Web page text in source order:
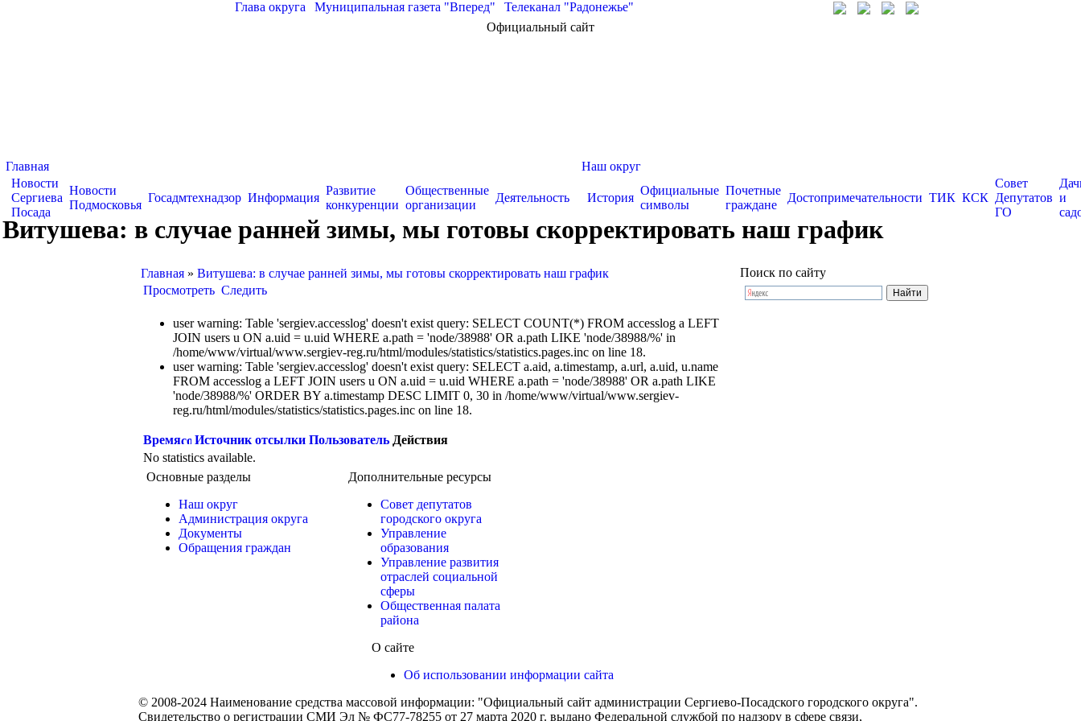
Глава округа Муниципальная газета "Вперед"
Телеканал "Радонежье"
Официальный сайт
Главная
Новости
Сергиева
Посада
Новости
Подмосковья
Госадмтехнадзор Информация
Развитие
конкуренции
Общественные
организации
Деятельность
Наш округ
История
Официальные
символы
Почетные
граждане
Достопримечательности ТИК КСК
Совет
Депутатов
ГО
и
Витушева: в случае ранней зимы, мы готовы скорректировать наш график
Главная » Витушева: в случае ранней зимы, мы готовы скорректировать наш график
Просмотреть Следить
user warning: Table 'sergiev.accesslog' doesn't exist query: SELECT COUNT(*) FROM accesslog a LEFT
JOIN users u ON a.uid = u.uid WHERE a.path = 'node/38988' OR a.path LIKE 'node/38988/%' in
/home/www/virtual/www.sergiev-reg.ru/html/modules/statistics/statistics.pages.inc on line 18.
user warning: Table 'sergiev.accesslog' doesn't exist query: SELECT a.aid, a.timestamp, a.url, a.uid, u.name
FROM accesslog a LEFT JOIN users u ON a.uid = u.uid WHERE a.path = 'node/38988' OR a.path LIKE
'node/38988/%' ORDER BY a.timestamp DESC LIMIT 0, 30 in /home/www/virtual/www.sergiev-
reg.ru/html/modules/statistics/statistics.pages.inc on line 18.
Время Источник отсылки Пользователь Действия
No statistics available.
Поиск по сайту
Основные разделы
Наш округ
Администрация округа
Документы
Обращения граждан
Дополнительные ресурсы
Совет депутатов
городского округа
Управление
образования
Управление развития
отраслей социальной
сферы
Общественная палата
района
О сайте
Об использовании информации сайта
© 2008-2024 Наименование средства массовой информации: "Официальный сайт администрации Сергиево-Посадского городского округа".
Свидетельство о регистрации СМИ Эл № ФС77-78255 от 27 марта 2020 г. выдано Федеральной службой по надзору в сфере связи,